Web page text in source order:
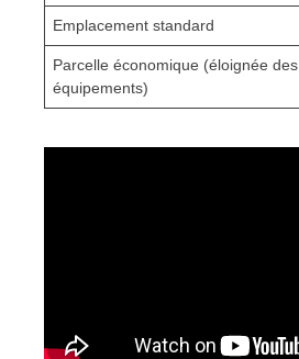
Emplacement standard
Parcelle économique (éloignée des
équipements)